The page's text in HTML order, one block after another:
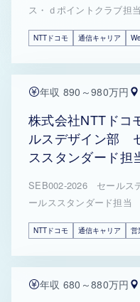
ス・ｄポイントクラブ担当
NTTドコモ 通信キャリア
年収 890～980万円
株式会社NTTド
ルスデザイン部
ススタンダード担
SEB002-2026 セールス
ールススタンダード担当
NTTドコモ 通信キャリア 営
年収 680～880万円